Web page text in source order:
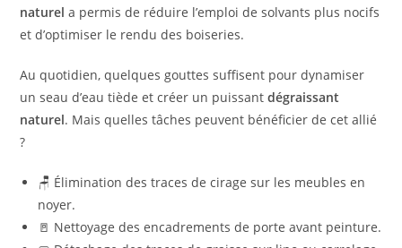
naturel a permis de réduire l’emploi de solvants plus nocifs
et d’optimiser le rendu des boiseries.
Au quotidien, quelques gouttes suffisent pour dynamiser
un seau d’eau tiède et créer un puissantdégraissant
naturel. Mais quelles tâches peuvent bénéficier de cet allié
?
🪑 Élimination des traces de cirage sur les meubles en
noyer.
🚪 Nettoyage des encadrements de porte avant peinture.